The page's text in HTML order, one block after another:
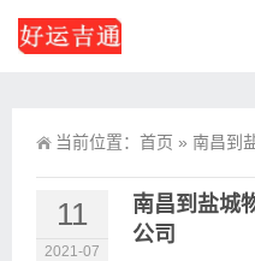
当前位置： 首页 » 南昌到
11
2021-07
南昌到盐城
公司